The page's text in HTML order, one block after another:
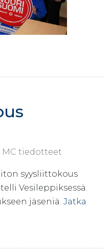
MC tiedotteet
syysliittokous
Vesileppiksessä.
jäseniä. Jatka